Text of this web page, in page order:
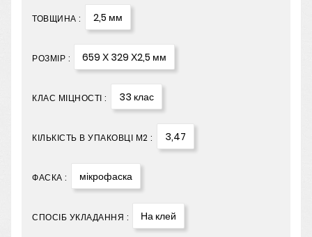
ТОВЩИНА : 2,5 мм
РОЗМІР : 659 Х 329 Х2,5 мм
КЛАС МІЦНОСТІ : 33 клас
КІЛЬКІСТЬ В УПАКОВЦІ М2 : 3,47
ФАСКА : мікрофаска
СПОСІБ УКЛАДАННЯ : На клей